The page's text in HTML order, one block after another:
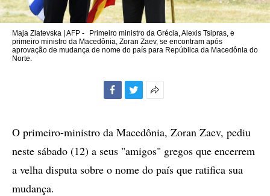
Maja Zlatevska | AFP -
Primeiro ministro da Grécia, Alexis Tsipras, e
primeiro ministro da Macedônia, Zoran Zaev, se encontram após
aprovação de mudança de nome do país para República da Macedônia do
Norte.
compartilhamento
O primeiro-ministro da Macedônia, Zoran Zaev, pediu
neste sábado (12) a seus "amigos" gregos que encerrem
a velha disputa sobre o nome do país que ratifica sua
mudança.